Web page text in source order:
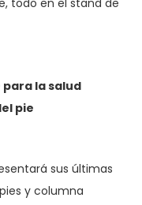
todo en el stand de
la salud
pie
sus últimas
y columna